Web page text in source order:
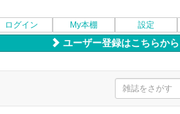
ログイン My本棚 設定
ユーザー登録はこちらから